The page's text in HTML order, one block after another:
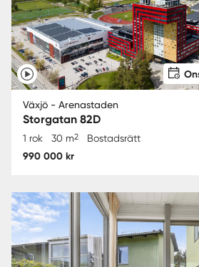
Växjö - Arenastaden
Storgatan 82D
1 rok 30 m2 Bostadsrätt
990 000 kr